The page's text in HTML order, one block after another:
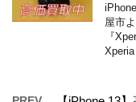
屋市
『